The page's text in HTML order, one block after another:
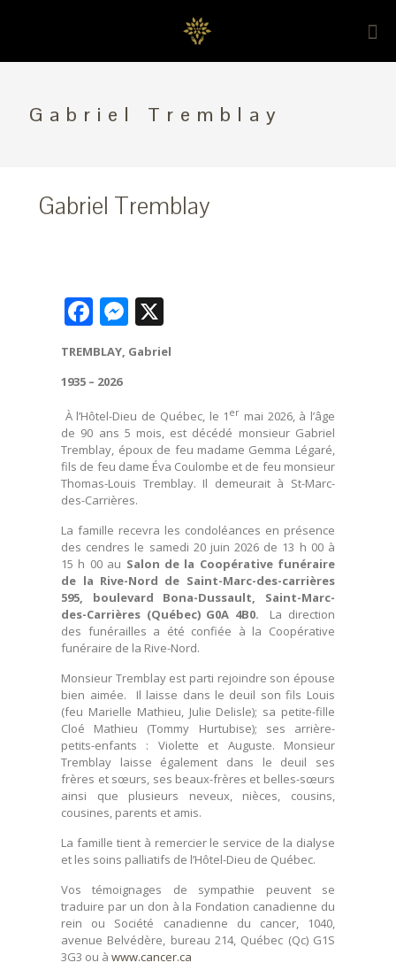
Gabriel Tremblay
Gabriel Tremblay
Facebook
Messenger
TREMBLAY, Gabriel
1935 – 2026
À l’Hôtel-Dieu de Québec, le 1 er mai 2026, à l’âge
de 90 ans 5 mois, est décédé monsieur Gabriel
Tremblay, époux de feu madame Gemma Légaré,
fils de feu dame Éva Coulombe et de feu monsieur
Thomas-Louis Tremblay. Il demeurait à St-Marc-
des-Carrières.
La famille recevra les condoléances en présence
des cendres le samedi 20 juin 2026 de 13 h 00 à
15 h 00 au Salon de la Coopérative funéraire
de la Rive-Nord de Saint-Marc-des-carrières
595, boulevard Bona-Dussault, Saint-Marc-
des-Carrières (Québec) G0A 4B0. La direction
des funérailles a été confiée à la Coopérative
funéraire de la Rive-Nord.
Monsieur Tremblay est parti rejoindre son épouse
bien aimée. Il laisse dans le deuil son fils Louis
(feu Marielle Mathieu, Julie Delisle); sa petite-fille
Cloé Mathieu (Tommy Hurtubise); ses arrière-
petits-enfants : Violette et Auguste. Monsieur
Tremblay laisse également dans le deuil ses
frères et sœurs, ses beaux-frères et belles-sœurs
ainsi que plusieurs neveux, nièces, cousins,
cousines, parents et amis.
La famille tient à remercier le service de la dialyse
et les soins palliatifs de l’Hôtel-Dieu de Québec.
Vos témoignages de sympathie peuvent se
traduire par un don à la Fondation canadienne du
rein ou Société canadienne du cancer, 1040,
avenue Belvédère, bureau 214, Québec (Qc) G1S
3G3 ou àwww.cancer.ca